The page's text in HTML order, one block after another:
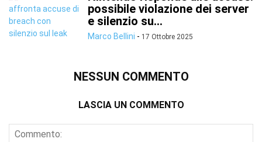
possibile violazione dei server
e silenzio su...
Marco Bellini - 17 Ottobre 2025
NESSUN COMMENTO
LASCIA UN COMMENTO